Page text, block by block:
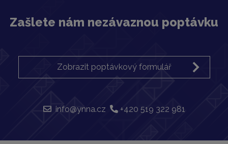
Zašlete nám nezávaznou poptávku
Zobrazit poptávkový formulář
info@ynna.cz +420 519 322 981